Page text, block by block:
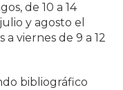
de 10 a 14
y agosto el
viernes de 9 a 12
bibliográfico